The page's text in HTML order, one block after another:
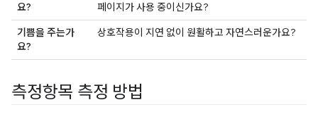
요?
페이지가 사용 중이신가요?
기쁨을 주는가
요?
상호작용이 지연 없이 원활하고 자연스러운가요?
측정항목 측정 방법